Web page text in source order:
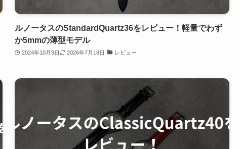
ルノータスのStandardQuartz36をレビュー！軽量でわず
か5mmの薄型モデル
2024年10月9日 2026年7月18日 レビュー